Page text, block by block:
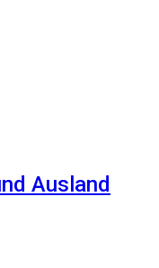
Ausland